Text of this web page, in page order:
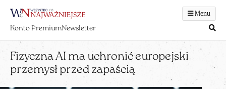
Menu
Konto PremiumNewsletter
Fizyczna AI ma uchronić europejski
przemysł przed zapaścią